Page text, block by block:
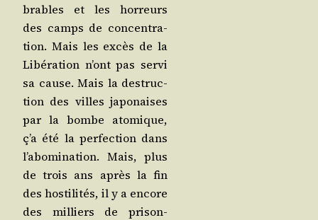
brables et les hor­reurs
des camps de concen­tra­
tion. Mais les excès de la
Libé­ra­tion n’ont pas ser­vi
sa cause. Mais la des­truc­
tion des villes japo­naises
par la bombe ato­mique,
ç’a été la per­fec­tion dans
l’a­bo­mi­na­tion. Mais, plus
de trois ans après la fin
des hos­ti­li­tés, il y a encore
des mil­liers de pri­son­